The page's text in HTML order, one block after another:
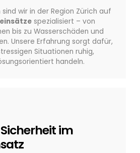
wir in der Region Zürich auf
spezialisiert – von
bis zu Wasserschäden und
Unsere Erfahrung sorgt dafür,
Situationen ruhig,
handeln.
im